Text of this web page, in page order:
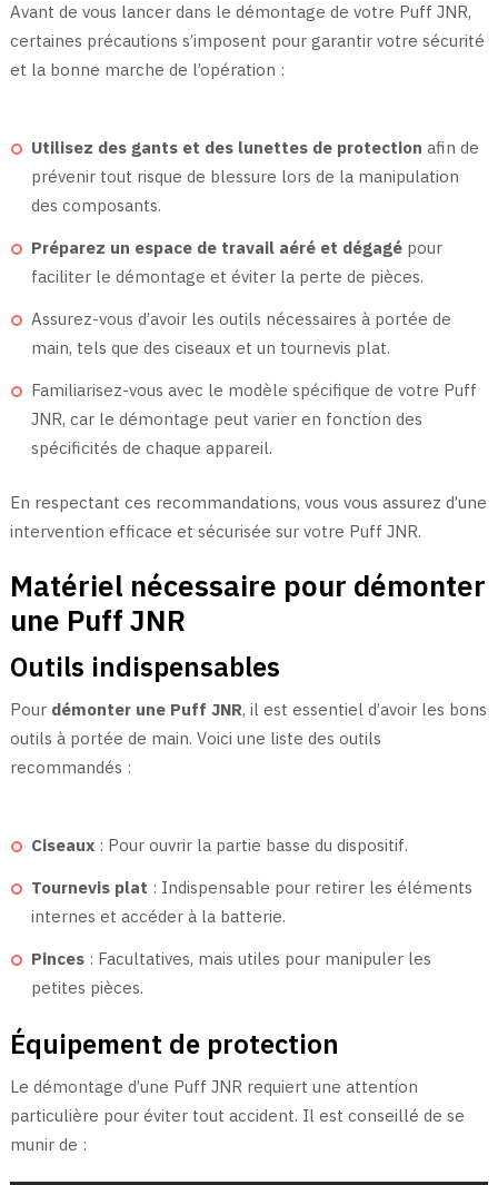
Avant de vous lancer dans le démontage de votre Puff JNR,
certaines précautions s’imposent pour garantir votre sécurité
et la bonne marche de l’opération :
Utilisez des gants et des lunettes de protection afin de
prévenir tout risque de blessure lors de la manipulation
des composants.
Préparez un espace de travail aéré et dégagé pour
faciliter le démontage et éviter la perte de pièces.
Assurez-vous d’avoir les outils nécessaires à portée de
main, tels que des ciseaux et un tournevis plat.
Familiarisez-vous avec le modèle spécifique de votre Puff
JNR, car le démontage peut varier en fonction des
spécificités de chaque appareil.
En respectant ces recommandations, vous vous assurez d’une
intervention efficace et sécurisée sur votre Puff JNR.
Matériel nécessaire pour démonter
une Puff JNR
Outils indispensables
Pour démonter une Puff JNR, il est essentiel d’avoir les bons
outils à portée de main. Voici une liste des outils
recommandés :
Ciseaux : Pour ouvrir la partie basse du dispositif.
Tournevis plat : Indispensable pour retirer les éléments
internes et accéder à la batterie.
Pinces : Facultatives, mais utiles pour manipuler les
petites pièces.
Équipement de protection
Le démontage d’une Puff JNR requiert une attention
particulière pour éviter tout accident. Il est conseillé de se
munir de :